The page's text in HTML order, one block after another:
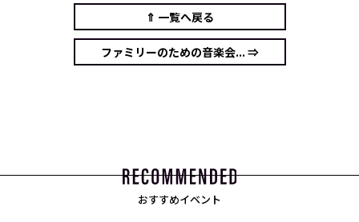
⇑ 一覧へ戻る
ファミリーのための音楽会... ⇒
おすすめイベント